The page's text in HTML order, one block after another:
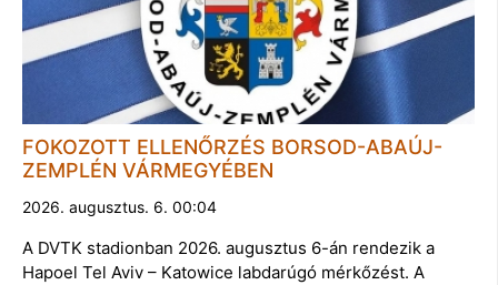
FOKOZOTT ELLENŐRZÉS BORSOD-ABAÚJ-
ZEMPLÉN VÁRMEGYÉBEN
2026. augusztus. 6. 00:04
A DVTK stadionban 2026. augusztus 6-án rendezik a
Hapoel Tel Aviv – Katowice labdarúgó mérkőzést. A